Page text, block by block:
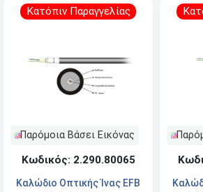
Κατόπιν Παραγγελίας
Παρόμοια Βάσει Εικόνας
Κωδικός: 2.290.80065
Καλώδιο Οπτικής Ίνας EFB